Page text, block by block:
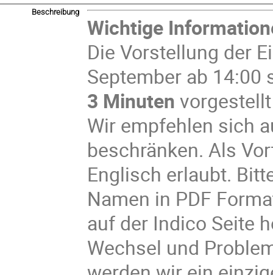
Beschreibung
Wichtige
Die Vorstellung der
September ab 14:00
3 Minuten
Wir empfehlen sich
beschränken. Als
Englisch erlaubt.
Namen in PDF
auf der Indico Seite
Wechsel und